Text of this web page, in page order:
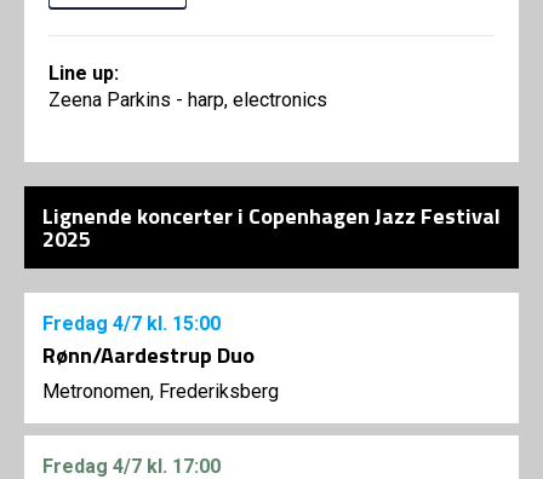
Line up:
Zeena Parkins - harp, electronics
Lignende koncerter i Copenhagen Jazz Festival
2025
Fredag 4/7 kl. 15:00
Rønn/Aardestrup Duo
Metronomen, Frederiksberg
Fredag 4/7 kl. 17:00